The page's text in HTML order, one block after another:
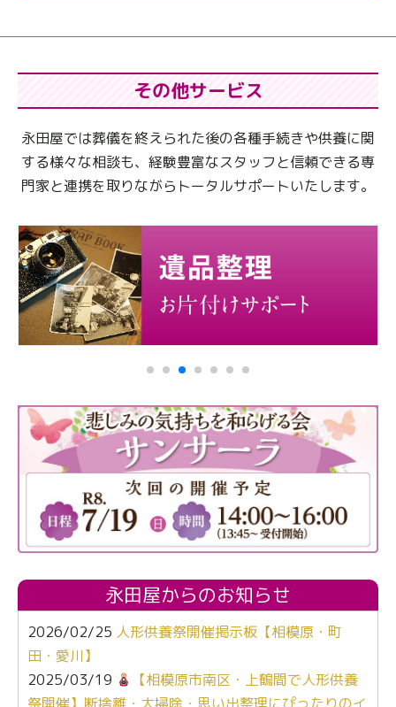
その他サービス
永田屋では葬儀を終えられた後の各種手続きや供養に関
する様々な相談も、 経験豊富なスタッフと信頼できる専
門家と連携を取りながらトータルサポートいたします。
永田屋からのお知らせ
2026/02/25 人形供養祭開催掲示板【相模原・町
田・愛川】
2025/03/19
【相模原市南区・上鶴間で人形供養